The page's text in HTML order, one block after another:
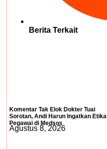
Berita Terkait
Komentar Tak Elok Dokter Tuai
Sorotan, Andi Harun Ingatkan Etika
Pegawai di Medsos
Agustus 8, 2026